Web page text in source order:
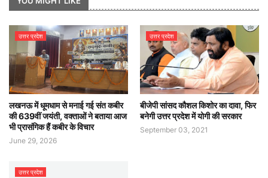
उत्तर प्रदेश
लखनऊ में धूमधाम से मनाई गई संत कबीर
की 639वीं जयंती, वक्ताओं ने बताया आज
भी प्रासंगिक हैं कबीर के विचार
June 29, 2026
उत्तर प्रदेश
बीजेपी सांसद कौशल किशोर का दावा, फिर
बनेगी उत्तर प्रदेश में योगी की सरकार
September 03, 2021
उत्तर प्रदेश